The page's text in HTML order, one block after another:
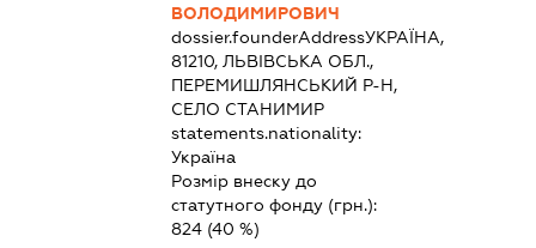
ВОЛОДИМИРОВИЧ
dossier.founderAddressУКРАЇНА,
81210, ЛЬВІВСЬКА ОБЛ.,
ПЕРЕМИШЛЯНСЬКИЙ Р-Н,
СЕЛО СТАНИМИР
statements.nationality:
Україна
Розмір внеску до
статутного фонду (грн.):
824(40 %)